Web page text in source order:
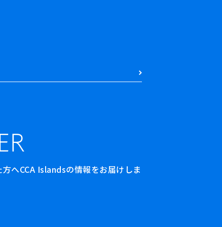
へCCA Islandsの情報をお届けしま